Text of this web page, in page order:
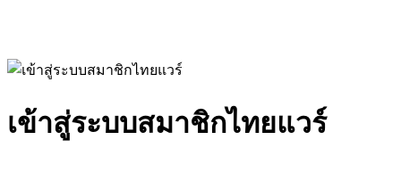
เข้าสู่ระบบสมาชิกไทยแวร์